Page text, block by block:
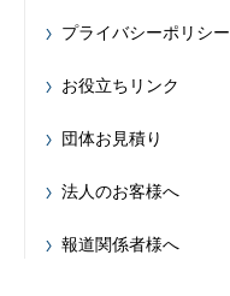
プライバシーポリシー
お役立ちリンク
団体お見積り
法人のお客様へ
報道関係者様へ